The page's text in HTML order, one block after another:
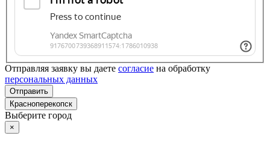
Отправляя заявку вы даете согласие на обработку
персональных данных
Отправить
Красноперекопск
Выберите город
×